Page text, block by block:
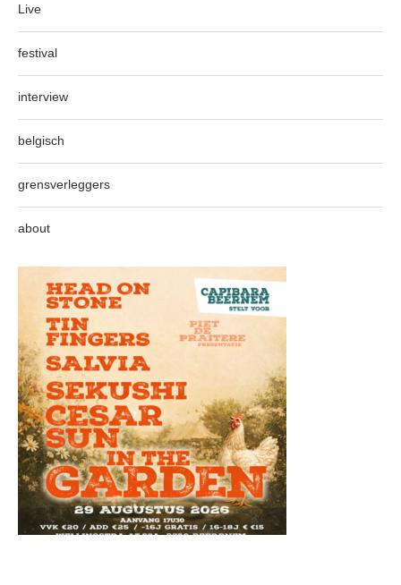
Live
festival
interview
belgisch
grensverleggers
about